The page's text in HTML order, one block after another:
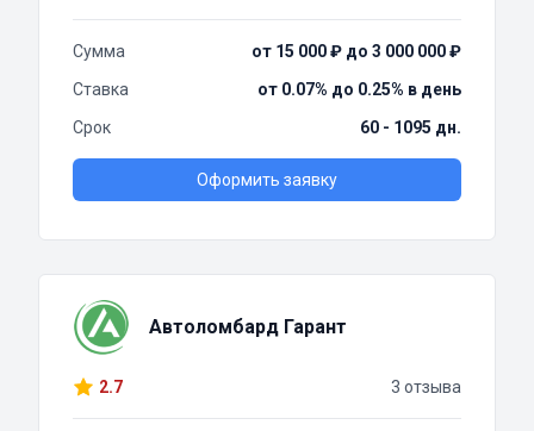
Сумма
от 15 000 ₽ до 3 000 000 ₽
Ставка
от 0.07% до 0.25% в день
Срок
60 - 1095 дн.
Оформить заявку
Автоломбард Гарант
2.7 3 отзыва